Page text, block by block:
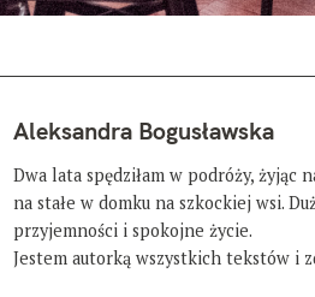
Aleksandra Bogusławska
Dwa lata spędziłam w podróży, żyjąc
na stałe w domku na szkockiej wsi.
przyjemności i spokojne życie.
Jestem autorką wszystkich tekstów i